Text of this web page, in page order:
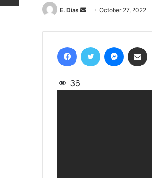
E. Dias
Send
email
October 27, 2022
36